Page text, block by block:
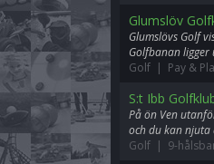
Glumslöv
Glumslövs Golf
Golfbanan
Golf | Pay &
S:t Ibb
På ön Ven
och du kan njuta
Golf | 9-